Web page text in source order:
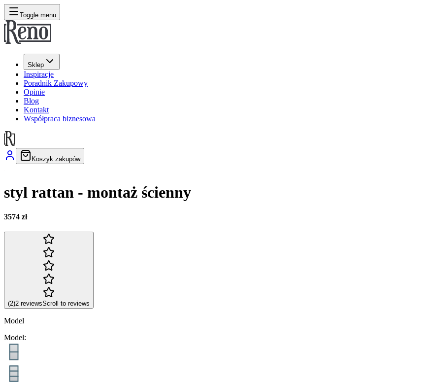
Toggle menu
Sklep
Inspiracje
Poradnik Zakupowy
Opinie
Blog
Kontakt
Współpraca biznesowa
Koszyk zakupów
styl rattan - montaż ścienny
3574 zł
(2)2 reviewsScroll to reviews
Model
Model: